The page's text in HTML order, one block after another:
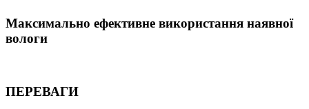
Максимально ефективне використання наявної
вологи
ПЕРЕВАГИ